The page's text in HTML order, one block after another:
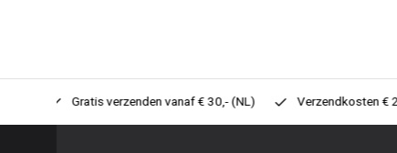
Verzendkosten € 2,95 (NL) Snelle levering